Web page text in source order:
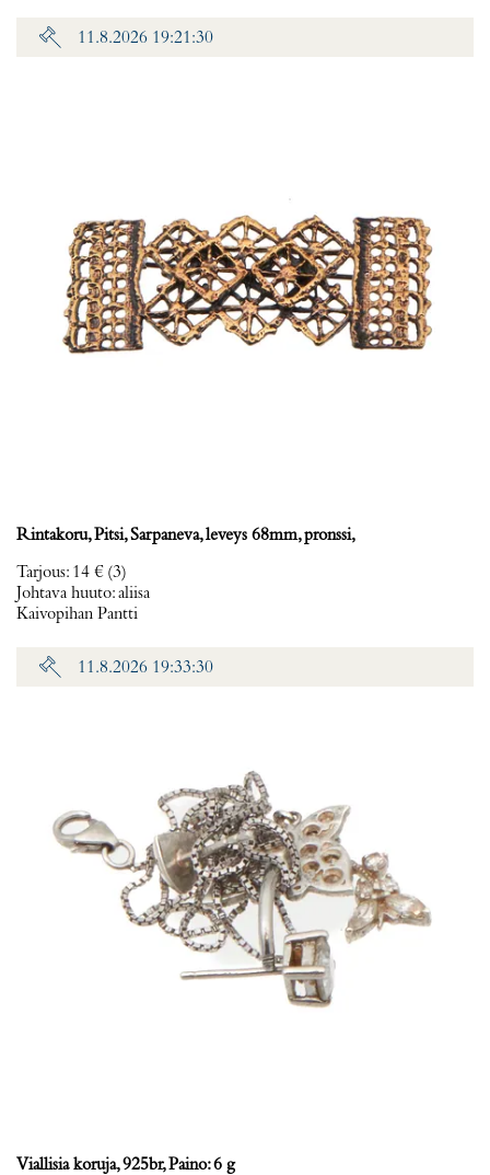
11.8.2026 19:21:30
Rintakoru, Pitsi, Sarpaneva, leveys 68mm, pronssi,
Tarjous: 14 € (3)
Johtava huuto:aliisa
Kaivopihan Pantti
11.8.2026 19:33:30
Viallisia koruja, 925br, Paino: 6 g